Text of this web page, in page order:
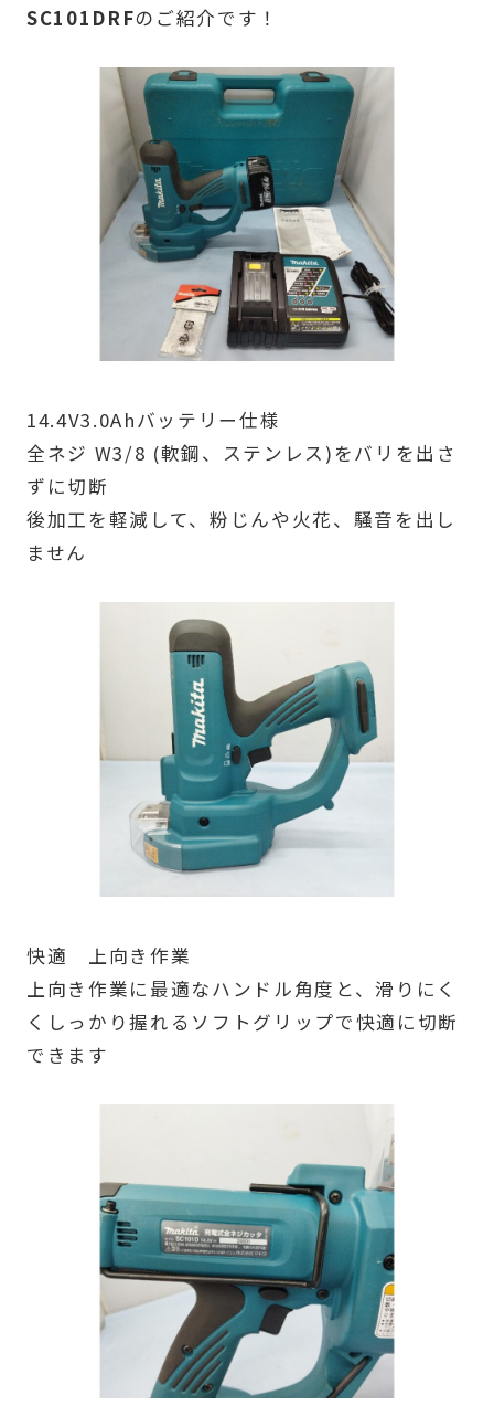
SC101DRFのご紹介です！
14.4V3.0Ahバッテリー仕様
全ネジ W3/8 (軟鋼、ステンレス)をバリを出さ
ずに切断
後加工を軽減して、粉じんや火花、騒音を出し
ません
快適 上向き作業
上向き作業に最適なハンドル角度と、滑りにく
くしっかり握れるソフトグリップで快適に切断
できます